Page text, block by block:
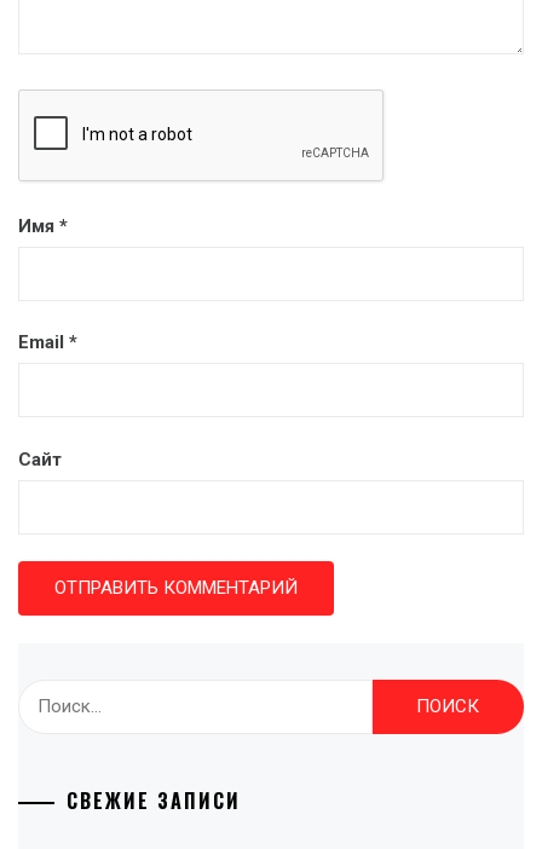
Имя *
Email *
Сайт
СВЕЖИЕ ЗАПИСИ